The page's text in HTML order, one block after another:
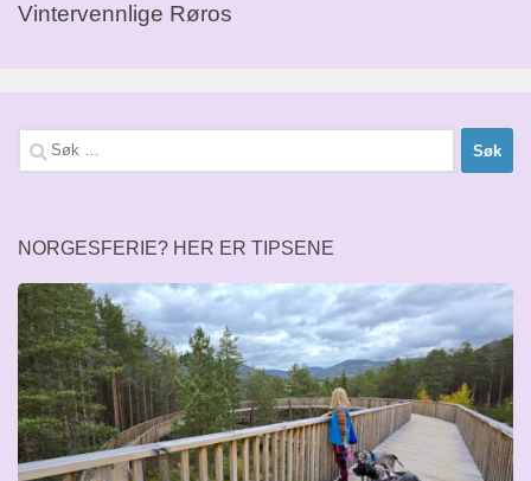
Vintervennlige Røros
Søk
etter:
NORGESFERIE? HER ER TIPSENE